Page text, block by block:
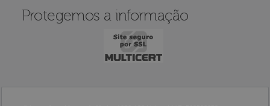
Protegemos a informação